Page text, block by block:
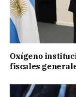
Oxígeno
fiscales